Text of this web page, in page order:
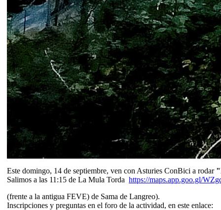
Este domingo, 14 de septiembre, ven con Asturies ConBici a rodar
Salimos a las 11:15 de La Mula Torda https://maps.app.goo.gl/
(frente a la antigua FEVE) de Sama de Langreo).
Inscripciones y preguntas en el foro de la actividad, en este enlace: